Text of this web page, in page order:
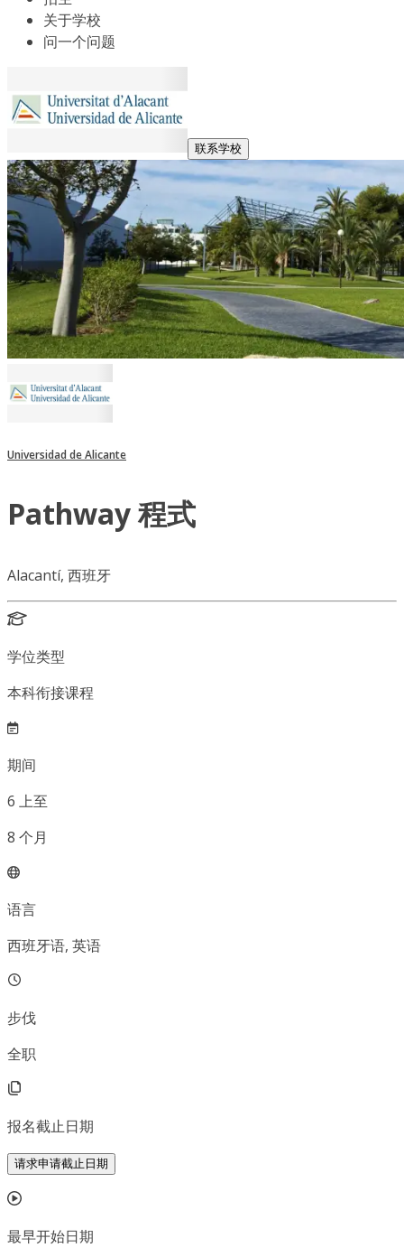
关于学校
问一个问题
联系学校
Universidad de Alicante
Pathway 程式
Alacantí, 西班牙
学位类型
本科衔接课程
期间
6 上至
8 个月
语言
西班牙语, 英语
步伐
全职
报名截止日期
请求申请截止日期
最早开始日期